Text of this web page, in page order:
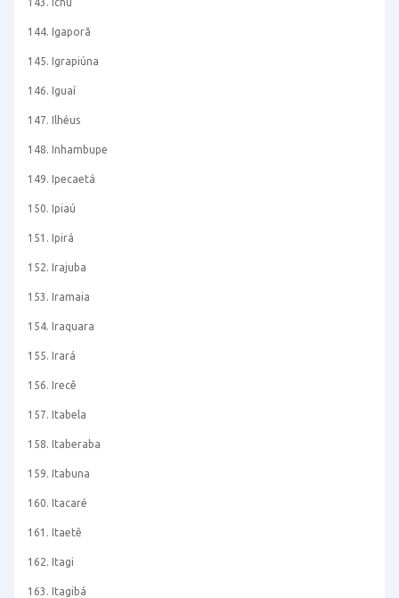
144. Igaporã
145. Igrapiúna
146. Iguaí
147. Ilhéus
148. Inhambupe
149. Ipecaetá
150. Ipiaú
151. Ipirá
152. Irajuba
153. Iramaia
154. Iraquara
155. Irará
156. Irecê
157. Itabela
158. Itaberaba
159. Itabuna
160. Itacaré
161. Itaetê
162. Itagi
163. Itagibá